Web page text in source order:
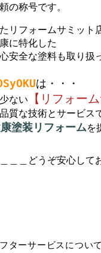
の称号です。
リフォームサミット
に特化した
安全な塗料も取り扱
は・・・
ない 【リフォー
質な技術とサービス
塗装リフォームを
＿＿＿どうぞ安心して
ターサービスについて